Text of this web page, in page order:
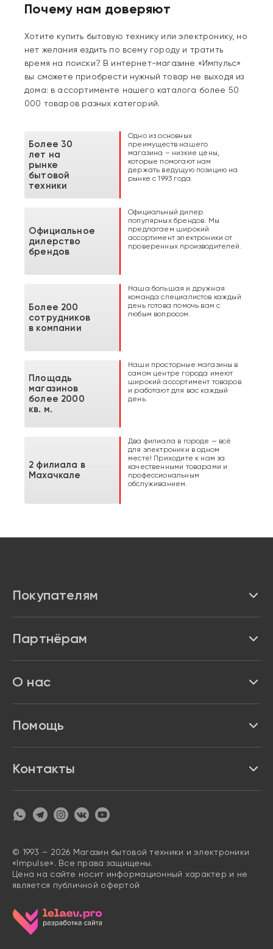
Почему нам доверяют
Хотите купить бытовую технику или электронику, но
нет желания ездить по всему городу и тратить
время на поиски? В интернет-магазине «Импульс»
вы сможете приобрести нужный товар не выходя из
дома: в ассортименте нашего каталога более 50
000 товаров разных категорий.
Более 30
лет на
рынке
бытовой
техники
Одно из основных
преимуществ нашего
магазина – низкие цены,
которые помогают нам
держать ведущую позицию на
рынке с 1993 года.
Официальное
дилерство
брендов
Официальный дилер
популярных брендов. Мы
предлагаем широкий
ассортимент электроники от
проверенных производителей.
Более 200
сотрудников
в компании
Наша большая и дружная
команда специалистов каждый
день готова помочь вам с
любым вопросом.
Площадь
магазинов
более 2000
кв. м.
Наши просторные магазины в
самом центре города имеют
широкий ассортимент товаров
и работают для вас каждый
день.
2 филиала в
Махачкале
Два филиала в городе — всё
для электроники в одном
месте! Приходите к нам за
качественными товарами и
профессиональным
обслуживанием.
Покупателям
Доставка и оплата
Акции и скидки
Возврат товара
Политика конфиденциальности
Согласие на обработку персональных данных
Партнёрам
О нас
Помощь
Карта сайта
Контакты
© 1993 – 2026 Магазин бытовой техники и электроники
«Impulse». Все права защищены.
Цена на сайте носит информационный характер и не
является публичной офертой